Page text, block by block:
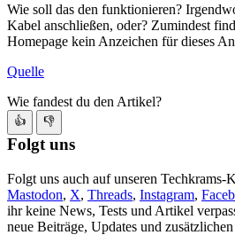
Wie soll das den funktionieren?
Kabel anschließen, oder? Zumindest
Homepage kein Anzeichen für dieses
Quelle
Wie fandest du den Artikel?
👍 👎
Folgt uns
Folgt uns auch auf unseren Techkrams-
Mastodon, X, Threads, Instagram,
ihr keine News, Tests und Artikel
neue Beiträge, Updates und